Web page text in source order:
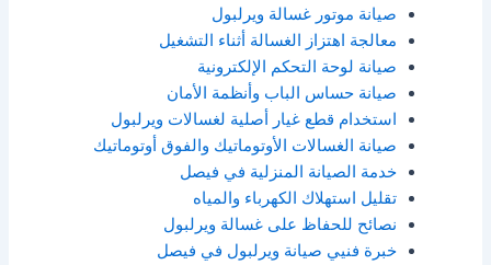
صيانة موتور غسالة ويرلبول
معالجة اهتزاز الغسالة أثناء التشغيل
صيانة لوحة التحكم الإلكترونية
صيانة حساس الباب وأنظمة الأمان
استخدام قطع غيار أصلية لغسالات ويرلبول
صيانة الغسالات الأوتوماتيك والفوق أوتوماتيك
خدمة الصيانة المنزلية في فيصل
تقليل استهلاك الكهرباء والمياه
نصائح للحفاظ على غسالة ويرلبول
خبرة فنيي صيانة ويرلبول في فيصل